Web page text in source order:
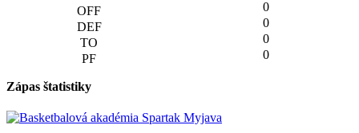
0
0
0
0
Zápas štatistiky